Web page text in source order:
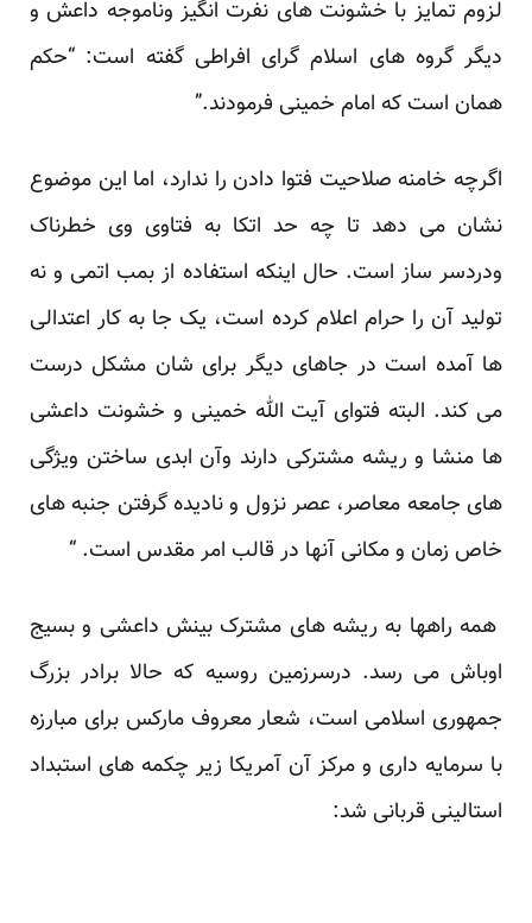
لزوم تمایز با خشونت های نفرت انگیز وناموجه داعش و
دیگر گروه های اسلام گرای افراطی گفته است: “حکم
همان است که امام خمینی فرمودند.”
اگرچه خامنه صلاحیت فتوا دادن را ندارد، اما این موضوع
نشان می دهد تا چه حد اتکا به فتاوی وی خطرناک
ودردسر ساز است. حال اینکه استفاده از بمب اتمی و نه
تولید آن را حرام اعلام کرده است، یک جا به کار اعتدالی
ها آمده است در جاهای دیگر برای شان مشکل درست
می کند. البته فتوای آیت الله خمینی و خشونت داعشی
ها منشا و ریشه مشترکی دارند وآن ابدی ساختن ویژگی
های جامعه معاصر، عصر نزول و نادیده گرفتن جنبه های
خاص زمان و مکانی آنها در قالب امر مقدس است. “
همه راهها به ریشه های مشترک بینش داعشی و بسیج
اوباش می رسد. درسرزمین روسیه که حالا برادر بزرگ
جمهوری اسلامی است، شعار معروف مارکس برای مبارزه
با سرمایه داری و مرکز آن آمریکا زیر چکمه های استبداد
استالینی قربانی شد: